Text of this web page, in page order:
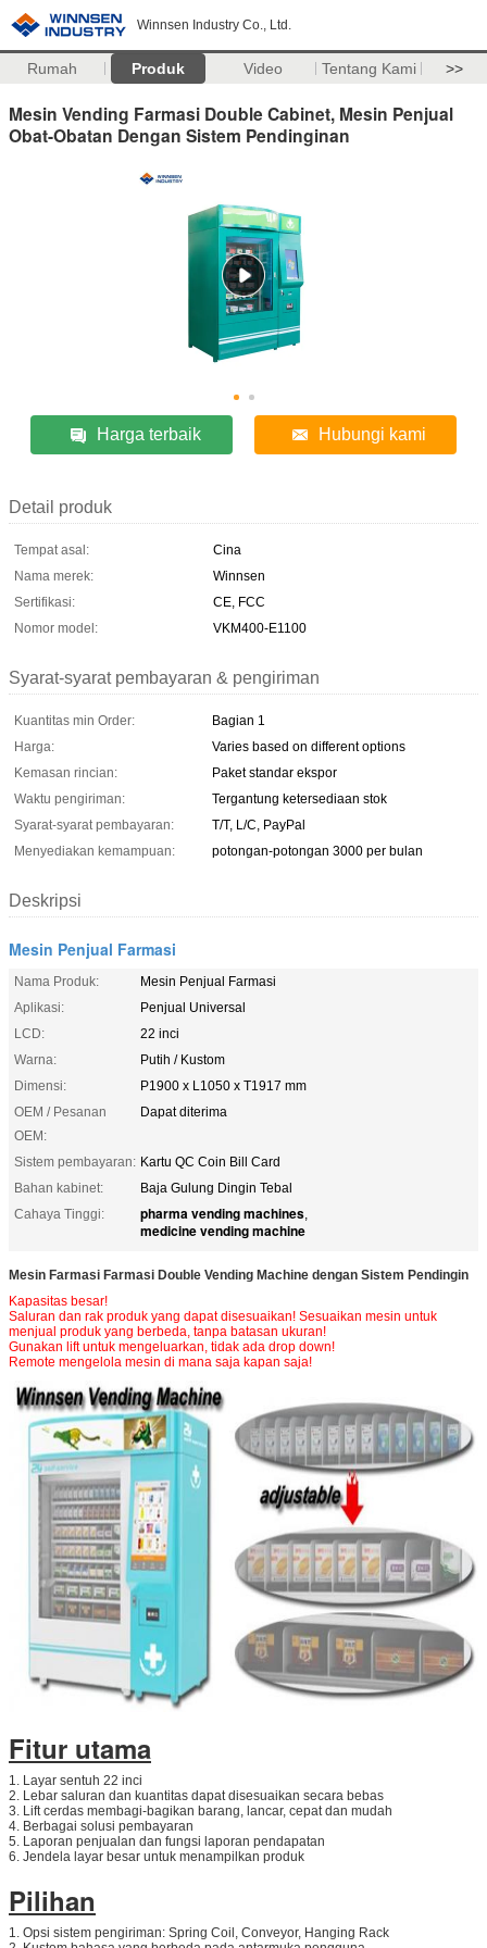
Winnsen Industry Co., Ltd.
Rumah Produk Video Tentang Kami >>
Mesin Vending Farmasi Double Cabinet, Mesin Penjual
Obat-Obatan Dengan Sistem Pendinginan
Harga terbaik Hubungi kami
Detail produk
Tempat asal:
Cina
Nama merek:
Winnsen
Sertifikasi:
CE, FCC
Nomor model:
VKM400-E1100
Syarat-syarat pembayaran & pengiriman
Kuantitas min Order:
Bagian 1
Harga:
Varies based on different options
Kemasan rincian:
Paket standar ekspor
Waktu pengiriman:
Tergantung ketersediaan stok
Syarat-syarat pembayaran:
T/T, L/C, PayPal
Menyediakan kemampuan:
potongan-potongan 3000 per bulan
Deskripsi
Mesin Penjual Farmasi
Nama Produk:
Mesin Penjual Farmasi
Aplikasi:
Penjual Universal
LCD:
22 inci
Warna:
Putih / Kustom
Dimensi:
P1900 x L1050 x T1917 mm
OEM / Pesanan
OEM:
Dapat diterima
Sistem pembayaran: Kartu QC Coin Bill Card
Bahan kabinet:
Baja Gulung Dingin Tebal
Cahaya Tinggi:
pharma vending machines,
medicine vending machine
Mesin Farmasi Farmasi Double Vending Machine dengan Sistem Pendingin
Kapasitas besar!
Saluran dan rak produk yang dapat disesuaikan! Sesuaikan mesin untuk
menjual produk yang berbeda, tanpa batasan ukuran!
Gunakan lift untuk mengeluarkan, tidak ada drop down!
Remote mengelola mesin di mana saja kapan saja!
Fitur utama
1. Layar sentuh 22 inci
2. Lebar saluran dan kuantitas dapat disesuaikan secara bebas
3. Lift cerdas membagi-bagikan barang, lancar, cepat dan mudah
4. Berbagai solusi pembayaran
5. Laporan penjualan dan fungsi laporan pendapatan
6. Jendela layar besar untuk menampilkan produk
Pilihan
1. Opsi sistem pengiriman: Spring Coil, Conveyor, Hanging Rack